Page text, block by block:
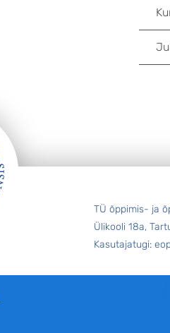
TÜ õppimis- ja
Ülikooli 18a,
Kasutajatugi: